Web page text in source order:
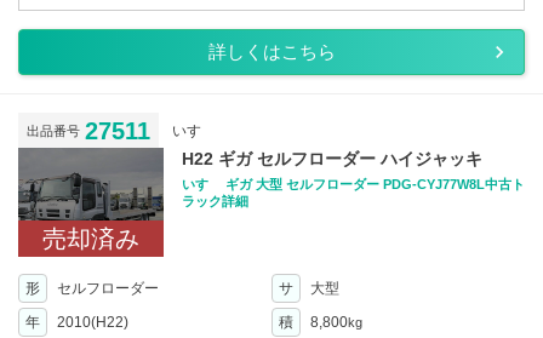
詳しくはこちら
出品番号 27511 いすゞ
売却済み
H22 ギガ セルフローダー ハイジャッキ
いすゞ ギガ 大型 セルフローダー PDG-CYJ77W8L中古ト
ラック詳細
形 セルフローダー サ
大型
年
2010(H22) 積 8,800kg